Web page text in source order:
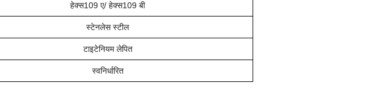
हेक्स109 ए/ हेक्स109 बी
स्टेनलेस स्टील
टाइटेनियम लेपित
स्वनिर्धारित